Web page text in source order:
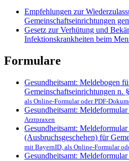
Empfehlungen zur
Gemeinschaftseinrichtungen
Gesetz zur Verhütung und
Infektionskrankheiten beim
Formulare
Gesundheitsamt: Meldebogen
Gemeinschaftseinrichtungen n.
als Online-Formular oder PDF-
Gesundheitsamt:
Arztpraxen
Gesundheitsamt:
(Ausbruchsgeschehen) für
mit BayernID, als Online-Formular
Gesundheitsamt: